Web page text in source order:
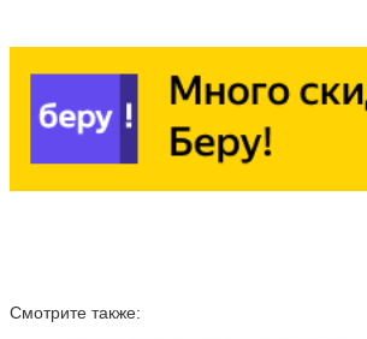
Смотрите также: